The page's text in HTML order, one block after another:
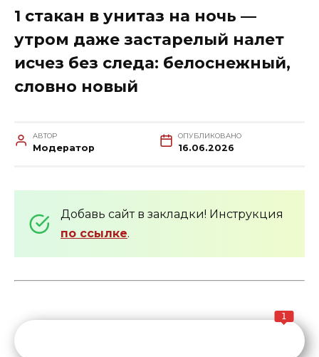
1 стакан в унитаз на ночь —
утром даже застарелый налет
исчез без следа: белоснежный,
словно новый
АВТОР
Модератор
ОПУБЛИКОВАНО
16.06.2026
Добавь сайт в закладки! Инструкция
по ссылке.
1